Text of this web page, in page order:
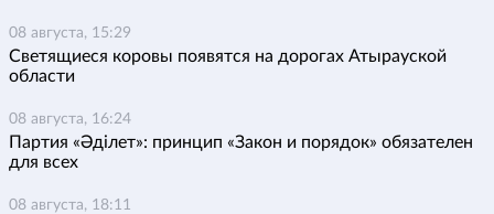
08 августа, 15:29
Светящиеся коровы появятся на дорогах Атырауской
области
08 августа, 16:24
Партия «Әділет»: принцип «Закон и порядок» обязателен
для всех
08 августа, 18:11